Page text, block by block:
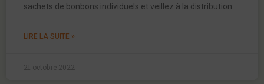
sachets de bonbons individuels et veillez à la distribution.
LIRE LA SUITE »
21 octobre 2022